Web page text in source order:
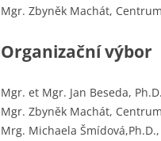
Mgr. Zbyněk Machát,
Organizační výbor
Mgr. et Mgr. Jan Beseda,
Mgr. Zbyněk Machát,
Mrg. Michaela